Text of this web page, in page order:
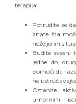
terapija:
Potrudite se
znate šta
neželjenih
Budite svesni
jedne do
pomoći da
ne
Ostanite
umornim i